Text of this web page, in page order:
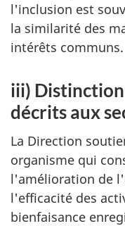
l'inclusion est
la similarité des
intérêts communs.
iii)
décrits aux
La Direction
organisme qui
l'amélioration de
l'efficacité des
bienfaisance